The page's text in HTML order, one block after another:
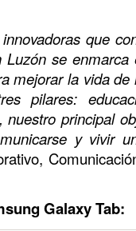
que
se
mejorar la vida
pilares:
principal
y vivir
Galaxy Tab: